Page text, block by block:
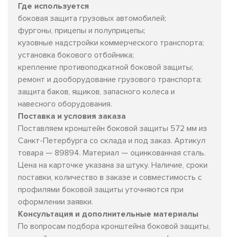
Где используется
боковая защита грузовых автомобилей;
фургоны, прицепы и полуприцепы;
кузовные надстройки коммерческого транспорта;
установка бокового отбойника;
крепление противоподкатной боковой защиты;
ремонт и дооборудование грузового транспорта;
защита баков, ящиков, запасного колеса и
навесного оборудования.
Поставка и условия заказа
Поставляем кронштейн боковой защиты 572 мм из
Санкт-Петербурга со склада и под заказ. Артикул
товара — 89894. Материал — оцинкованная сталь.
Цена на карточке указана за штуку. Наличие, сроки
поставки, количество в заказе и совместимость с
профилями боковой защиты уточняются при
оформлении заявки.
Консультация и дополнительные материалы
По вопросам подбора кронштейна боковой защиты,